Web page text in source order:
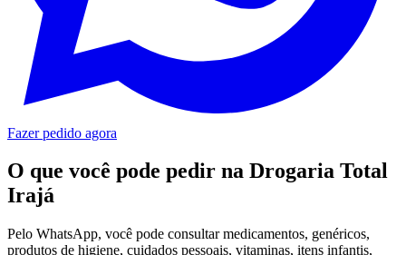
Fazer pedido agora
O que você pode pedir na Drogaria Total
Irajá
Pelo WhatsApp, você pode consultar medicamentos, genéricos,
produtos de higiene, cuidados pessoais, vitaminas, itens infantis,